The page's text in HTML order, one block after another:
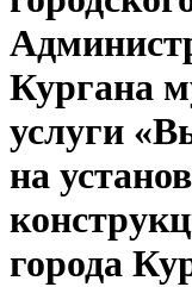
Кургана
услуги
на
города